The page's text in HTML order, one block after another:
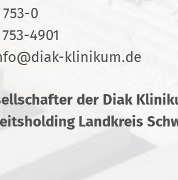
753-0
4901
@diak-klinikum.de
der Diak
Landkreis